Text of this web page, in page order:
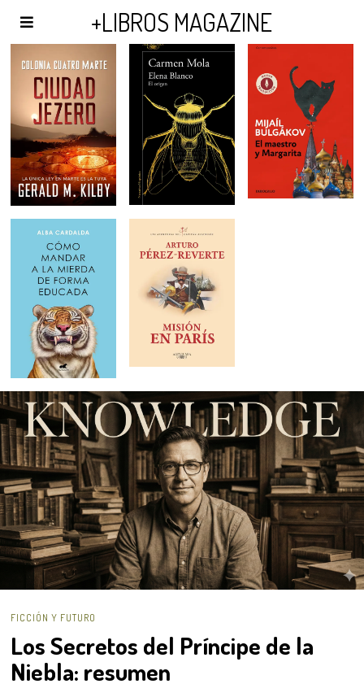
+LIBROS MAGAZINE
FICCIÓN Y FUTURO
Los Secretos del Príncipe de la
Niebla: resumen